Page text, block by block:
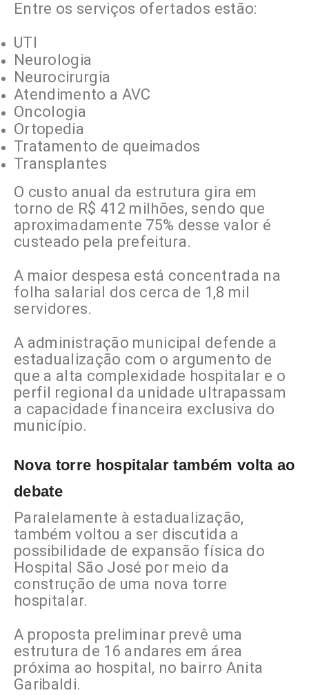
Entre os serviços ofertados estão:
UTI
Neurologia
Neurocirurgia
Atendimento a AVC
Oncologia
Ortopedia
Tratamento de queimados
Transplantes
O custo anual da estrutura gira em
torno de R$ 412 milhões, sendo que
aproximadamente 75% desse valor é
custeado pela prefeitura.
A maior despesa está concentrada na
folha salarial dos cerca de 1,8 mil
servidores.
A administração municipal defende a
estadualização com o argumento de
que a alta complexidade hospitalar e o
perfil regional da unidade ultrapassam
a capacidade financeira exclusiva do
município.
Nova torre hospitalar também volta ao
debate
Paralelamente à estadualização,
também voltou a ser discutida a
possibilidade de expansão física do
Hospital São José por meio da
construção de uma nova torre
hospitalar.
A proposta preliminar prevê uma
estrutura de 16 andares em área
próxima ao hospital, no bairro Anita
Garibaldi.